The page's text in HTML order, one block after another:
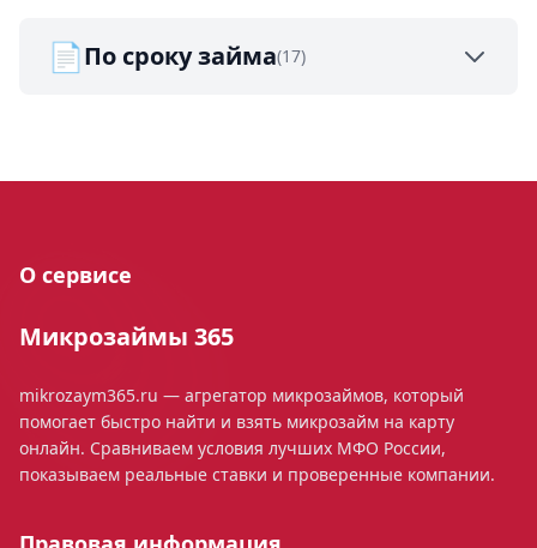
📄По сроку займа(17)
О сервисе
Микрозаймы 365
mikrozaym365.ru — агрегатор микрозаймов, который
помогает быстро найти и взять микрозайм на карту
онлайн. Сравниваем условия лучших МФО России,
показываем реальные ставки и проверенные компании.